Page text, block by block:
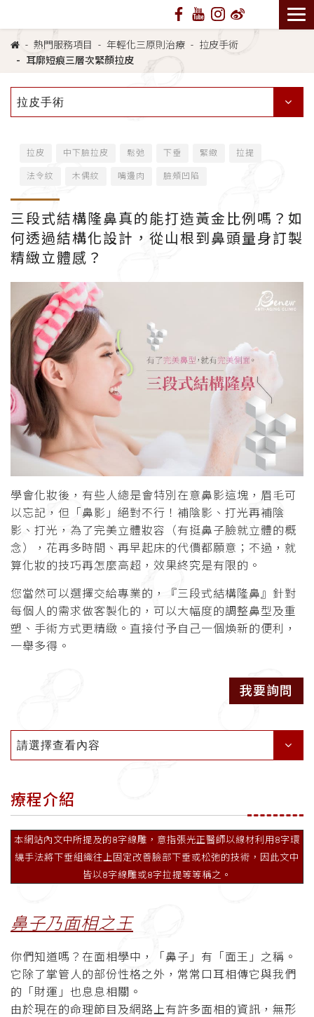
熱門服務項目 年輕化三原則治療
拉皮手術
耳廓短痕三層次緊顏拉皮
拉皮手術
拉皮 中下臉拉皮 鬆弛 下垂 緊緻 拉提
法令紋 木偶紋 嘴邊肉 臉頰凹陷
三段式結構隆鼻真的能打造黃金比例嗎？如
何透過結構化設計，從山根到鼻頭量身訂製
精緻立體感？
學會化妝後，有些人總是會特別在意鼻影這塊，眉毛可
以忘記，但「鼻影」絕對不行！補陰影、打光再補陰
影、打光，為了完美立體妝容（有挺鼻子臉就立體的概
念），花再多時間、再早起床的代價都願意；不過，就
算化妝的技巧再怎麼高超，效果終究是有限的。
您當然可以選擇交給專業的，『三段式結構隆鼻』 針對
每個人的需求做客製化的，可以大幅度的調整鼻型及重
塑、手術方式更精緻。 直接付予自己一個煥新的便利，
一舉多得。
我要詢問
請選擇查看內容
療程介紹
本網站內文中所提及的8字線雕，意指張光正醫師以線材利用8字環
繞手法將下垂組織往上固定改善臉部下垂或松弛的技術，因此文中
皆以8字線雕或8字拉提等等稱之。
鼻子乃面相之王
你們知道嗎？在面相學中，「鼻子」有「面王」之稱。
它除了掌管人的部份性格之外，常常口耳相傳它與我們
的「財運」也息息相關。
由於現在的命理節目及網路上有許多面相的資訊，無形